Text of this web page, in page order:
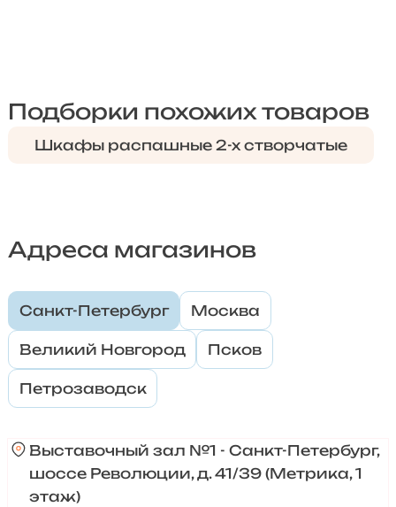
Подборки похожих товаров
Шкафы распашные 2-х створчатые
Адреса магазинов
Санкт-Петербург Москва
Великий Новгород Псков
Петрозаводск
Выставочный зал №1 - Санкт-Петербург,
шоссе Революции, д. 41/39 (Метрика, 1
этаж)